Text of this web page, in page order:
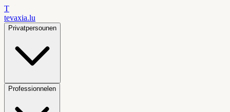
T
tevaxia.lu
Privatpersounen
Professionnelen